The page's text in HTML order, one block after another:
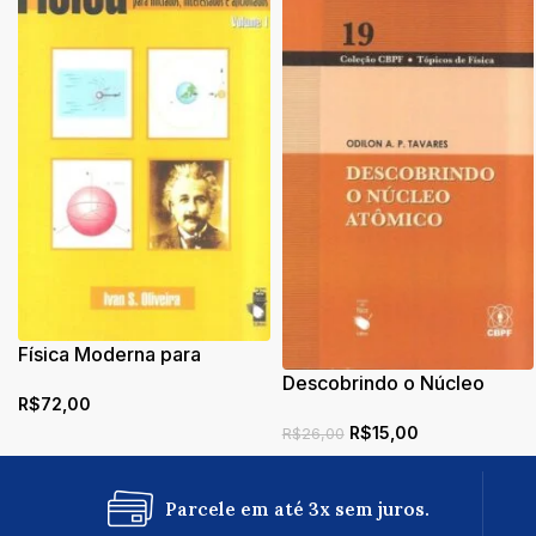
Física Moderna para
aficionados
R$72,00
Descobrindo o Núcleo
R$26,00 R$15,00
Parcele em até 3x sem juros.